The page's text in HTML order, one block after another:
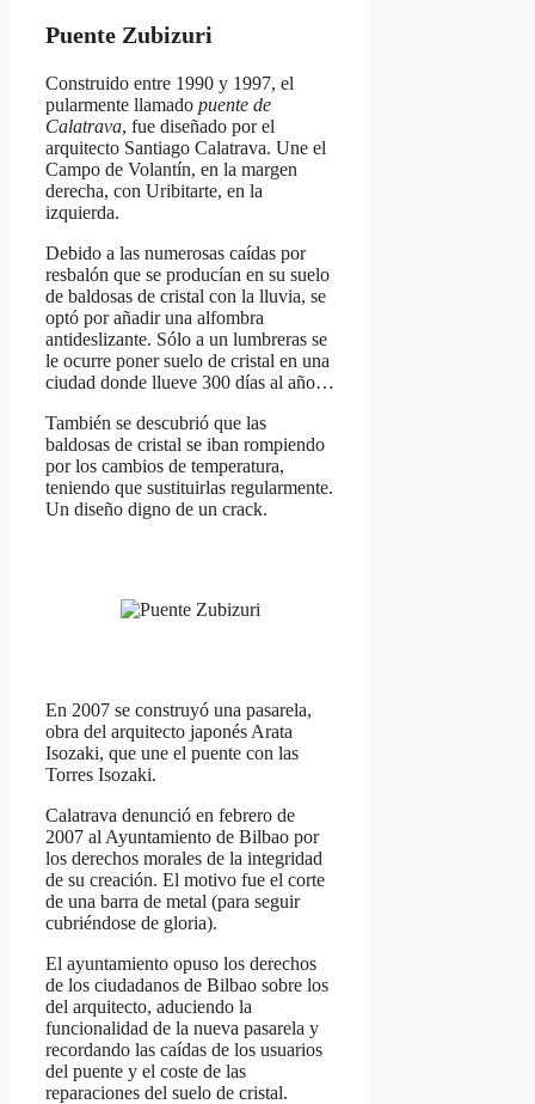
Puente Zubizuri
Construido entre 1990 y 1997, el
pularmente llamado puente de
Calatrava, fue diseñado por el
arquitecto Santiago Calatrava. Une el
Campo de Volantín, en la margen
derecha, con Uribitarte, en la
izquierda.
Debido a las numerosas caídas por
resbalón que se producían en su suelo
de baldosas de cristal con la lluvia, se
optó por añadir una alfombra
antideslizante. Sólo a un lumbreras se
le ocurre poner suelo de cristal en una
ciudad donde llueve 300 días al año…
También se descubrió que las
baldosas de cristal se iban rompiendo
por los cambios de temperatura,
teniendo que sustituirlas regularmente.
Un diseño digno de un crack.
En 2007 se construyó una pasarela,
obra del arquitecto japonés Arata
Isozaki, que une el puente con las
Torres Isozaki.
Calatrava denunció en febrero de
2007 al Ayuntamiento de Bilbao por
los derechos morales de la integridad
de su creación. El motivo fue el corte
de una barra de metal (para seguir
cubriéndose de gloria).
El ayuntamiento opuso los derechos
de los ciudadanos de Bilbao sobre los
del arquitecto, aduciendo la
funcionalidad de la nueva pasarela y
recordando las caídas de los usuarios
del puente y el coste de las
reparaciones del suelo de cristal.